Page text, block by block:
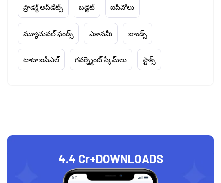
ప్రొడక్ట్ అప్‌డేట్స్ బడ్జెట్ ఐపీవోలు
మ్యూచువల్ ఫండ్స్ ఎకానమీ బాండ్స్
టాటా ఐపీఎల్ గవర్న్మెంట్ స్కీమ్‌లు స్టాక్స్
4.4 Cr+DOWNLOADS